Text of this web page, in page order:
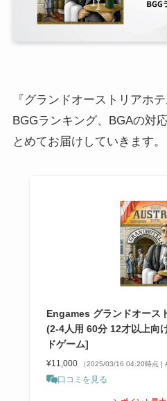
『グランドオーストリアホ
BGGランキング、BGAの対
とめてお届けしていきます。
Engames グランドオース
(2-4人用 60分 12才以上向
ドゲーム]
¥11,000 （2025/03/16 04:20時点 |
口コミを見る